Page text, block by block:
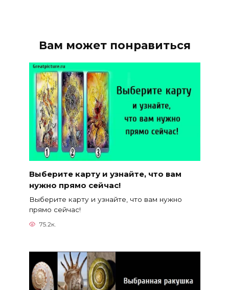
Вам может понравиться
Выберите карту и узнайте, что вам
нужно прямо сейчас!
Выберите карту и узнайте, что вам нужно
прямо сейчас!
75.2к.